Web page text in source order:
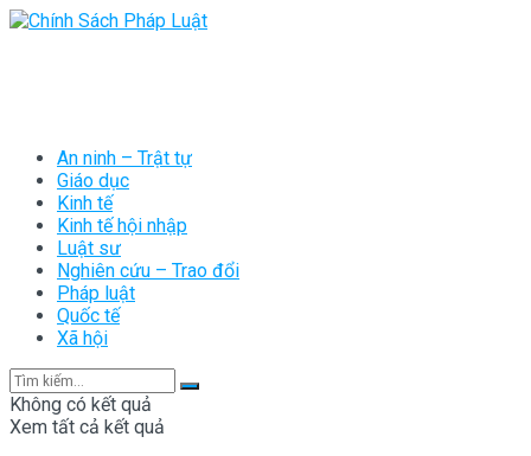
An ninh – Trật tự
Giáo dục
Kinh tế
Kinh tế hội nhập
Luật sư
Nghiên cứu – Trao đổi
Pháp luật
Quốc tế
Xã hội
Không có kết quả
Xem tất cả kết quả